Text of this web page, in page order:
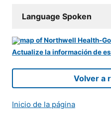
Language Spoken
Actualize la información de
Volver a
Inicio de la página